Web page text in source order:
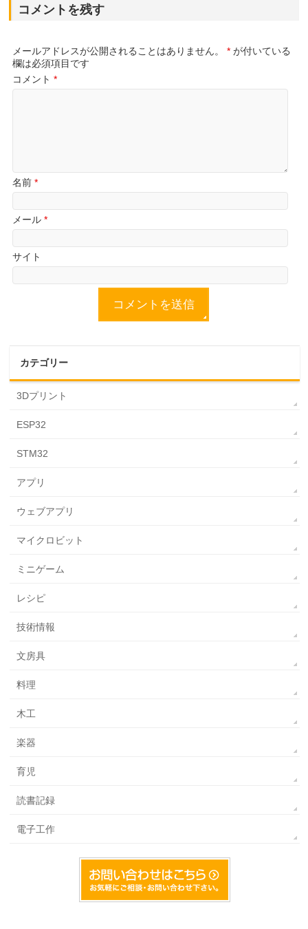
コメントを残す
メールアドレスが公開されることはありません。 * が付いている
欄は必須項目です
コメント*
名前*
メール*
サイト
カテゴリー
3Dプリント
ESP32
STM32
アプリ
ウェブアプリ
マイクロビット
ミニゲーム
レシピ
技術情報
文房具
料理
木工
楽器
育児
読書記録
電子工作